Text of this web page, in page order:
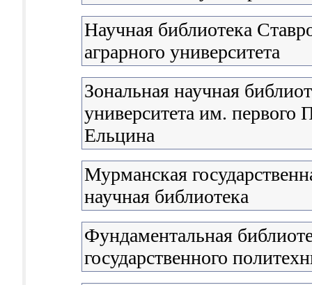
Научная библиотека
аграрного университета
Зональная научная
университета им. первого
Ельцина
Мурманская
научная библиотека
Фундаментальная
государственного